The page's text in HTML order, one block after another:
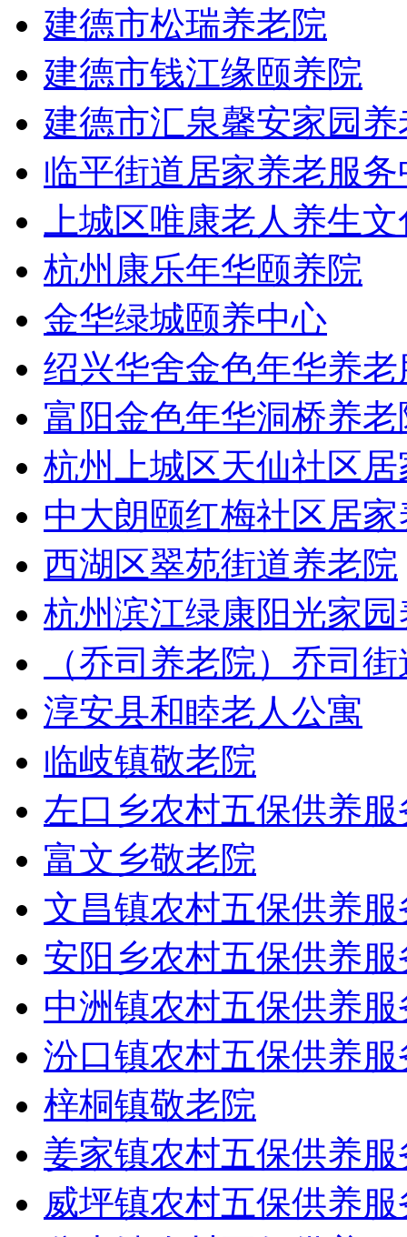
建德市松瑞养老院
建德市钱江缘颐养院
建德市汇泉馨安家园养
临平街道居家养老服务
上城区唯康老人养生
杭州康乐年华颐养院
金华绿城颐养中心
绍兴华舍金色年华养
富阳金色年华洞桥养老
杭州上城区天仙社区
中大朗颐红梅社区居
西湖区翠苑街道养老院
杭州滨江绿康阳光家
（乔司养老院）乔司
淳安县和睦老人公寓
临岐镇敬老院
左口乡农村五保供养
富文乡敬老院
文昌镇农村五保供养
安阳乡农村五保供养
中洲镇农村五保供养
汾口镇农村五保供养
梓桐镇敬老院
姜家镇农村五保供养
威坪镇农村五保供养